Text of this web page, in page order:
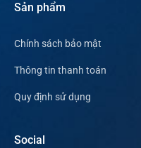
Sản phẩm
Chính sách bảo mật
Thông tin thanh toán
Quy định sử dụng
Social